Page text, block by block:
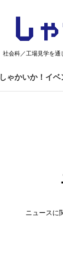
し
社会科／工場見学を通
しゃかいか！イベ
ニュースに